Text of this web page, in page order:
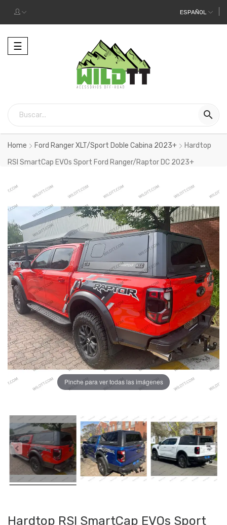
ESPAÑOL
Alternar
la
☰

Home Ford Ranger XLT/Sport Doble Cabina 2023+
Hardtop
RSI SmartCap EVOs Sport Ford Ranger/Raptor DC 2023+
Pinche para ver todas las imágenes
Hardtop RSI SmartCap EVOs Sport